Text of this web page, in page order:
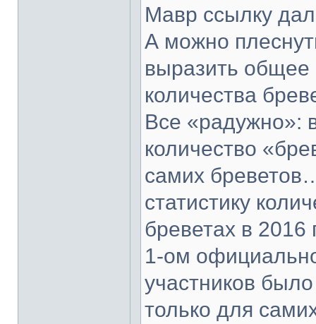
Мавр ссылку
А можно
выразить общее
количества
Все «радужно»:
количество
самих
статистику
бреветах в
1-ом
участников
только для